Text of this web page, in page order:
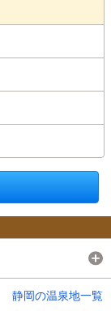
静岡の温泉地一覧